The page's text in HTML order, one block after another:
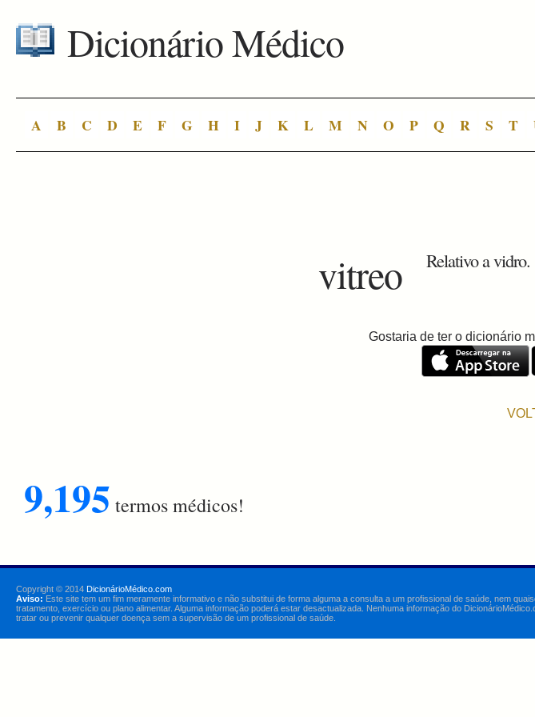
Dicionário Médico
A B C D E F G H I J K L M N O P Q R S T
vitreo Relativo a vidro.
Gostaria de ter o dicionário
9,195 termos médicos!
Copyright © 2014 DicionárioMédico.com
Aviso: Este site tem um fim meramente informativo e não substitui de forma alguma a consulta a um profissional de saúde, nem
tratamento, exercício ou plano alimentar. Alguma informação poderá estar desactualizada. Nenhuma informação do
tratar ou prevenir qualquer doença sem a supervisão de um profissional de saúde.